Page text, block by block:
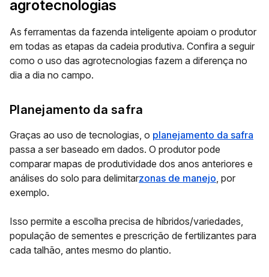
agrotecnologias
As ferramentas da fazenda inteligente apoiam o produtor
em todas as etapas da cadeia produtiva. Confira a seguir
como o uso das agrotecnologias fazem a diferença no
dia a dia no campo.
Planejamento da safra
Graças ao uso de tecnologias, o planejamento da safra
passa a ser baseado em dados. O produtor pode
comparar mapas de produtividade dos anos anteriores e
análises do solo para delimitarzonas de manejo, por
exemplo.
Isso permite a escolha precisa de híbridos/variedades,
população de sementes e prescrição de fertilizantes para
cada talhão, antes mesmo do plantio.